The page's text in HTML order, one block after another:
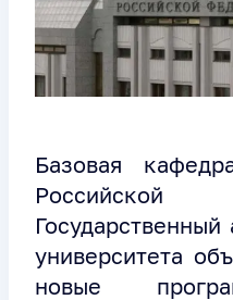
Базовая
университета
новые